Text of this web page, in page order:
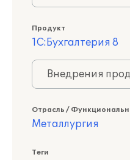
Продукт
1С:Бухгалтерия 8
Внедрения
Отрасль /
Металлургия
Теги